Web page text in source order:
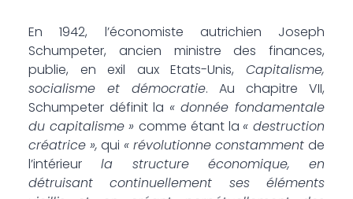
En 1942, l’économiste autrichien Joseph
Schumpeter, ancien ministre des finances,
publie, en exil aux Etats-Unis,Capitalisme,
socialisme et démocratie. Au chapitre VII,
Schumpeter définit la « donnée fondamentale
du capitalisme »comme étant la « destruction
créatrice », qui « révolutionne constammentde
l’intérieurla structure économique, en
détruisant continuellement ses éléments